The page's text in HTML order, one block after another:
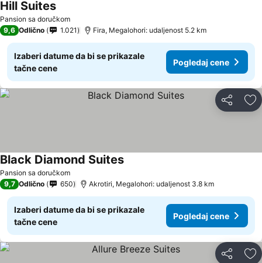
Pansion sa doručkom
Hill Suites
9,6 Odlično 1.021 Fira, Megalohori: udaljenost 5.2 km
Izaberi datume da bi se prikazale
tačne cene
Pogledaj cene
Deli
Pansion sa doručkom
Black Diamond Suites
9,7 Odlično 650 Akrotiri, Megalohori: udaljenost 3.8 km
Izaberi datume da bi se prikazale
tačne cene
Pogledaj cene
Deli